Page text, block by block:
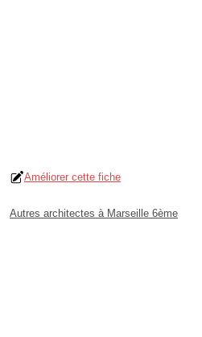
Améliorer cette fiche
Autres architectes à Marseille 6ème